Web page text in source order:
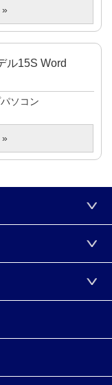
ル15S Word
ソコン